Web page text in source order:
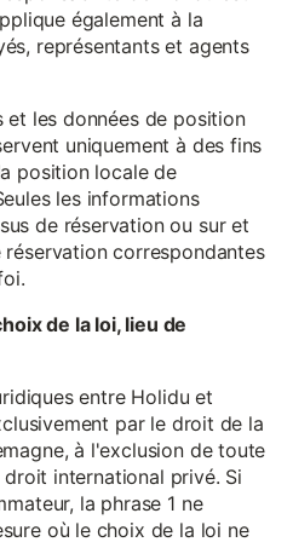
également à la
représentants et agents
et les données de position
uniquement à des fins
position locale de
les informations
de réservation ou sur et
correspondantes
de la loi, lieu de
entre Holidu et
par le droit de la
à l'exclusion de toute
international privé. Si
la phrase 1 ne
où le choix de la loi ne